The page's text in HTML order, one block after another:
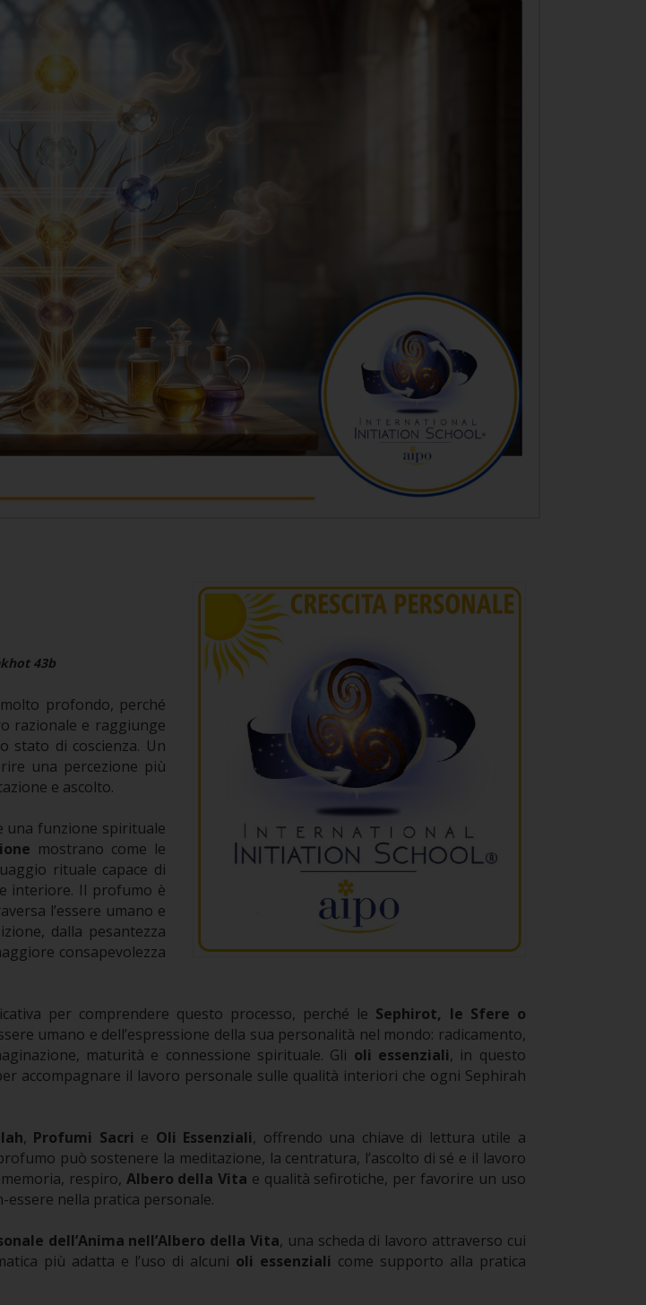
43b
profondo, perché
razionale e raggiunge
stato di coscienza. Un
una percezione più
e ascolto.
una funzione spirituale
mostrano come le
rituale capace di
interiore. Il profumo è
l’essere umano e
dalla pesantezza
consapevolezza
per comprendere questo processo, perché le Sephirot, le Sfere o
umano e dell’espressione della sua personalità nel mondo: radicamento,
maturità e connessione spirituale. Gli oli essenziali, in questo
accompagnare il lavoro personale sulle qualità interiori che ogni Sephirah
, Profumi Sacri e Oli Essenziali, offrendo una chiave di lettura utile a
può sostenere la meditazione, la centratura, l’ascolto di sé e il lavoro
respiro, Albero della Vita e qualità sefirotiche, per favorire un uso
nella pratica personale.
dell’Anima nell’Albero della Vita, una scheda di lavoro attraverso cui
più adatta e l’uso di alcuni oli essenziali come supporto alla pratica